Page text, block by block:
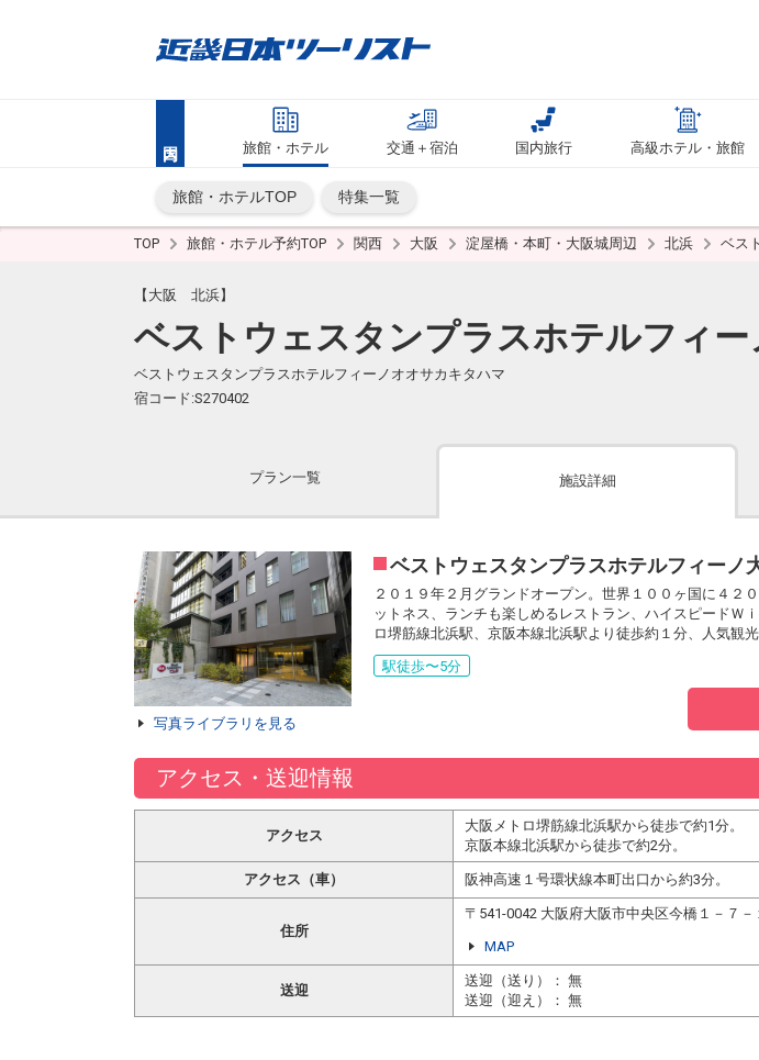
旅館・ホテル 交通＋宿泊 国内旅行 高級ホテル・旅館
旅館・ホテルTOP 特集一覧
TOP 旅館・ホテル予約TOP 関西 大阪 淀屋橋・本町・大阪城周辺 北浜 ベス
【大阪 北浜】
ベストウェスタンプラスホテルフィー
ベストウェスタンプラスホテルフィーノオオサカキタハマ
宿コード:S270402
プラン一覧 施設詳細
写真ライブラリを見る
ベストウェスタンプラスホテルフィーノ
２０１９年２月グランドオープン。世界１００ヶ国に４２
ットネス、ランチも楽しめるレストラン、ハイスピードＷ
ロ堺筋線北浜駅、京阪本線北浜駅より徒歩約１分、人気観
駅徒歩〜5分
アクセス・送迎情報
アクセス
大阪メトロ堺筋線北浜駅から徒歩で約1分。
京阪本線北浜駅から徒歩で約2分。
アクセス（車） 阪神高速１号環状線本町出口から約3分。
住所
〒541-0042 大阪府大阪市中央区今橋１－７－
MAP
送迎
送迎（送り）： 無
送迎（迎え）： 無